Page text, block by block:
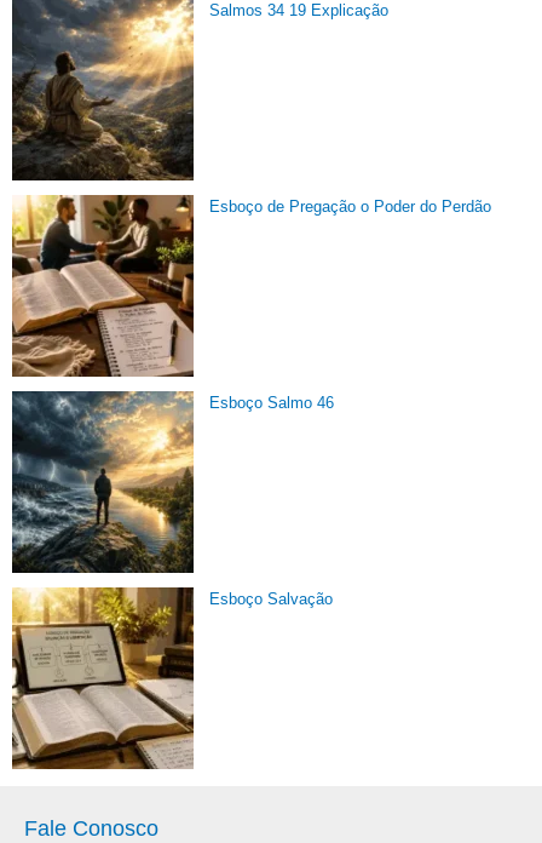
Salmos 34 19 Explicação
Esboço de Pregação o Poder do Perdão
Esboço Salmo 46
Esboço Salvação
Fale Conosco